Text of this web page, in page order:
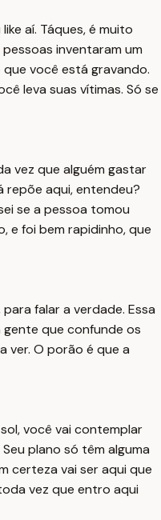
aí. Táques, é muito
inventaram um
você está gravando.
leva suas vítimas. Só se
vez que alguém gastar
repõe aqui, entendeu?
se a pessoa tomou
e foi bem rapidinho, que
falar a verdade. Essa
que confunde os
ver. O porão é que a
você vai contemplar
plano só têm alguma
certeza vai ser aqui que
vez que entro aqui